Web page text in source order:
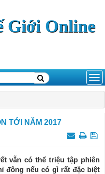
Giới Online
TỚI NĂM 2017
vẫn có thể triệu tập phiên
đông nếu có gì rất đặc biệt